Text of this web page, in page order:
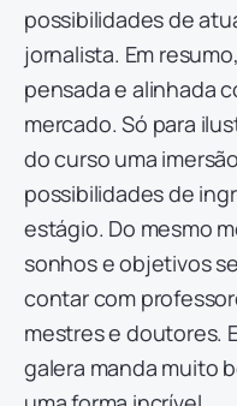
possibilidades de
jornalista. Em
pensada e alinhada
mercado. Só para
do curso uma
possibilidades de
estágio. Do mesmo
sonhos e objetivos
contar com
mestres e doutores.
galera manda muito